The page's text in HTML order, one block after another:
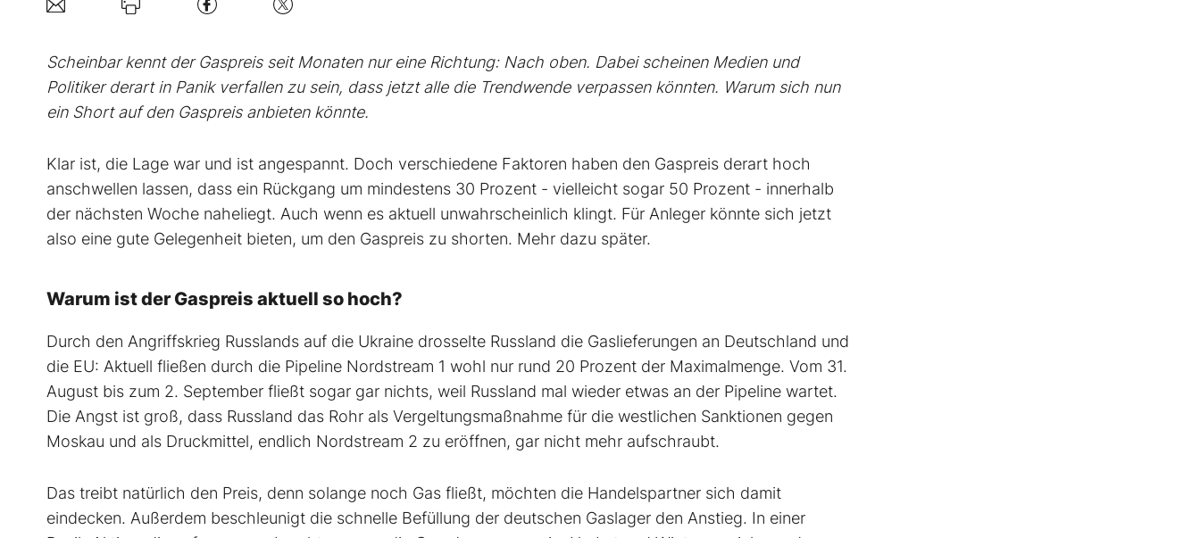
Scheinbar kennt der Gaspreis seit Monaten nur eine Richtung: Nach oben. Dabei scheinen Medien und
Politiker derart in Panik verfallen zu sein, dass jetzt alle die Trendwende verpassen könnten. Warum sich nun
ein Short auf den Gaspreis anbieten könnte.
Klar ist, die Lage war und ist angespannt. Doch verschiedene Faktoren haben den Gaspreis derart hoch
anschwellen lassen, dass ein Rückgang um mindestens 30 Prozent - vielleicht sogar 50 Prozent - innerhalb
der nächsten Woche naheliegt. Auch wenn es aktuell unwahrscheinlich klingt. Für Anleger könnte sich jetzt
also eine gute Gelegenheit bieten, um den Gaspreis zu shorten. Mehr dazu später.
Warum ist der Gaspreis aktuell so hoch?
Durch den Angriffskrieg Russlands auf die Ukraine drosselte Russland die Gaslieferungen an Deutschland und
die EU: Aktuell fließen durch die Pipeline Nordstream 1 wohl nur rund 20 Prozent der Maximalmenge. Vom 31.
August bis zum 2. September fließt sogar gar nichts, weil Russland mal wieder etwas an der Pipeline wartet.
Die Angst ist groß, dass Russland das Rohr als Vergeltungsmaßnahme für die westlichen Sanktionen gegen
Moskau und als Druckmittel, endlich Nordstream 2 zu eröffnen, gar nicht mehr aufschraubt.
Das treibt natürlich den Preis, denn solange noch Gas fließt, möchten die Handelspartner sich damit
eindecken. Außerdem beschleunigt die schnelle Befüllung der deutschen Gaslager den Anstieg. In einer